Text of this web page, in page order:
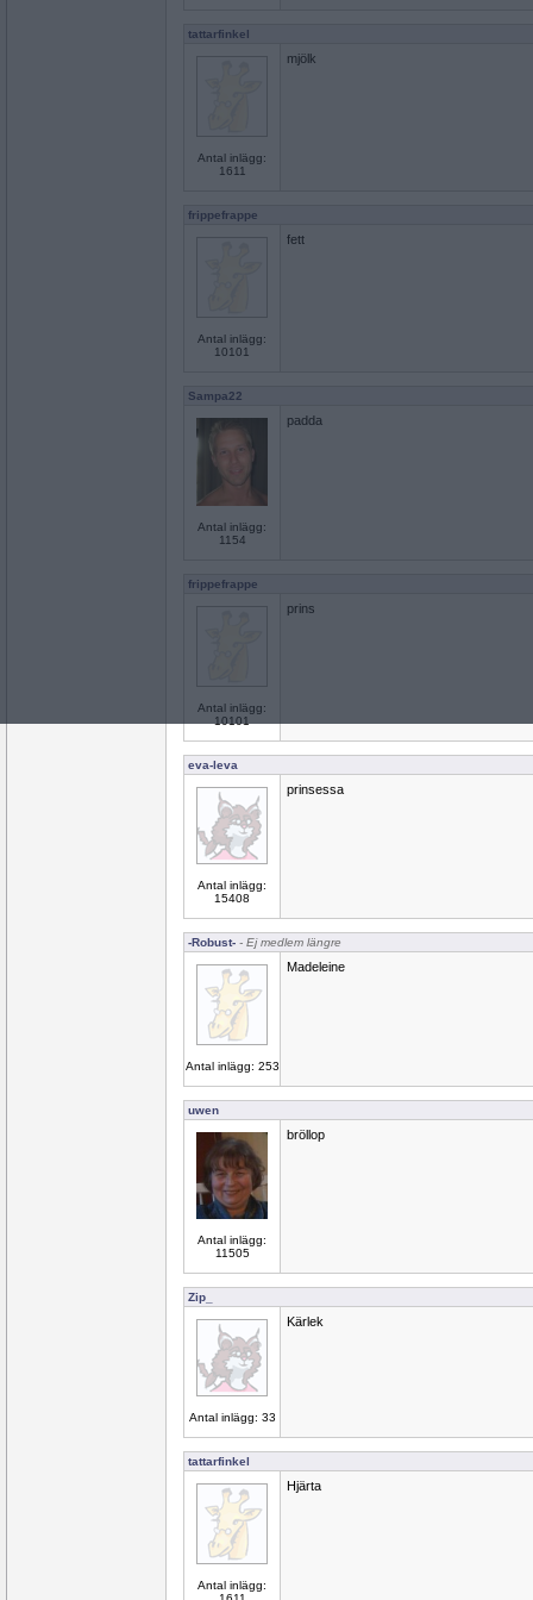
tattarfinkel
Antal inlägg:
1611
mjölk
frippefrappe
Antal inlägg:
10101
fett
Sampa22
Antal inlägg:
1154
padda
frippefrappe
Antal inlägg:
10101
prins
eva-leva
Antal inlägg:
15408
prinsessa
-Robust- - Ej medlem längre
Antal inlägg: 253
Madeleine
uwen
Antal inlägg:
11505
bröllop
Zip_
Antal inlägg: 33
Kärlek
tattarfinkel
Antal inlägg:
Hjärta